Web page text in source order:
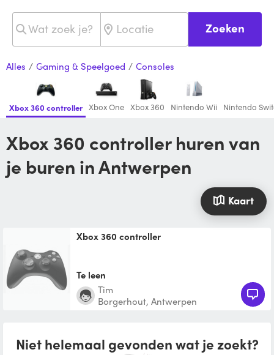
Zoeken
Alles / Gaming & Speelgoed / Consoles
Xbox 360 controller Xbox One Xbox 360 Nintendo Wii Nintendo
Xbox 360 controller huren van
je buren in Antwerpen
Kaart
xbox 360 controller
Te leen
Tim
Borgerhout, Antwerpen
Niet helemaal gevonden wat je zoekt?